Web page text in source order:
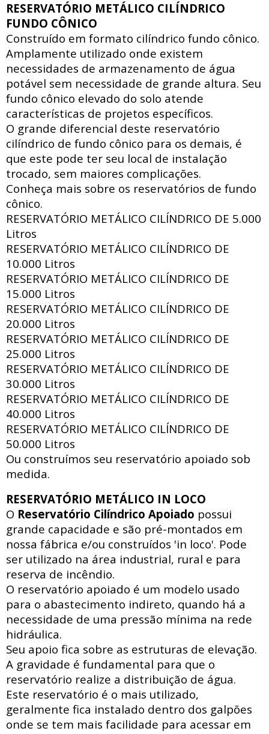
RESERVATÓRIO METÁLICO CILÍNDRICO
FUNDO CÔNICO
Construído em formato cilíndrico fundo cônico.
Amplamente utilizado onde existem
necessidades de armazenamento de água
potável sem necessidade de grande altura. Seu
fundo cônico elevado do solo atende
características de projetos específicos.
O grande diferencial deste reservatório
cilíndrico de fundo cônico para os demais, é
que este pode ter seu local de instalação
trocado, sem maiores complicações.
Conheça mais sobre os reservatórios de fundo
cônico.
RESERVATÓRIO METÁLICO CILÍNDRICO DE 5.000
Litros
RESERVATÓRIO METÁLICO CILÍNDRICO DE
10.000 Litros
RESERVATÓRIO METÁLICO CILÍNDRICO DE
15.000 Litros
RESERVATÓRIO METÁLICO CILÍNDRICO DE
20.000 Litros
RESERVATÓRIO METÁLICO CILÍNDRICO DE
25.000 Litros
RESERVATÓRIO METÁLICO CILÍNDRICO DE
30.000 Litros
RESERVATÓRIO METÁLICO CILÍNDRICO DE
40.000 Litros
RESERVATÓRIO METÁLICO CILÍNDRICO DE
50.000 Litros
Ou construímos seu reservatório apoiado sob
medida.
RESERVATÓRIO METÁLICO IN LOCO
O Reservatório Cilíndrico Apoiado possui
grande capacidade e são pré-montados em
nossa fábrica e/ou construídos 'in loco'. Pode
ser utilizado na área industrial, rural e para
reserva de incêndio.
O reservatório apoiado é um modelo usado
para o abastecimento indireto, quando há a
necessidade de uma pressão mínima na rede
hidráulica.
Seu apoio fica sobre as estruturas de elevação.
A gravidade é fundamental para que o
reservatório realize a distribuição de água.
Este reservatório é o mais utilizado,
geralmente fica instalado dentro dos galpões
onde se tem mais facilidade para acessar em